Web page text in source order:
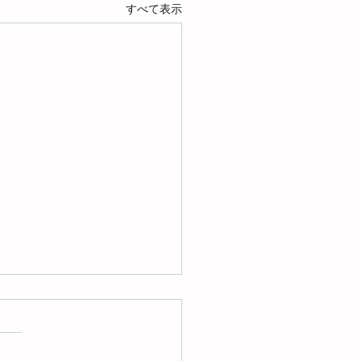
すべて表示
& After
キッズ、スッキリ綺麗に